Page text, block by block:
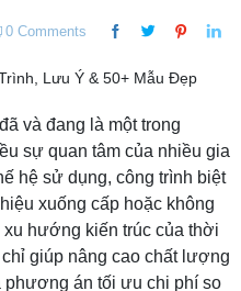
0 Comments
và đang là một trong
sự quan tâm của nhiều gia
hệ sử dụng, công trình biệt
xuống cấp hoặc không
hướng kiến trúc của thời
giúp nâng cao chất lượng
phương án tối ưu chi phí so